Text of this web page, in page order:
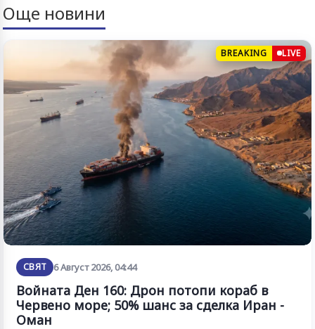
Още новини
BREAKING LIVE
СВЯТ 6 Август 2026, 04:44
Войната Ден 160: Дрон потопи кораб в
Червено море; 50% шанс за сделка Иран -
Оман